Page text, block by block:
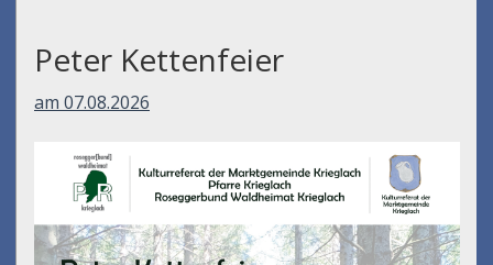
Peter Kettenfeier
am 07.08.2026